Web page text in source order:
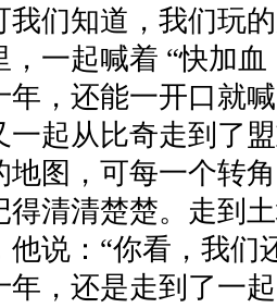
我们知道，我们玩
，一起喊着 “快加
年，还能一开口就
一起从比奇走到了
地图，可每一个转
得清清楚楚。走到
他说：“你看，我们
年，还是走到了一